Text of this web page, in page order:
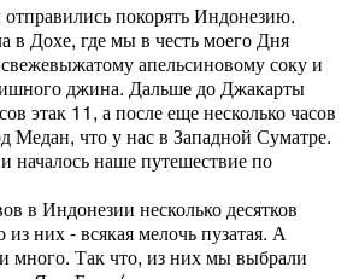
покорять Индонезию.
в Дохе, где мы в честь моего Дня
апельсиновому соку и
джина. Дальше до Джакарты
этак 11, а после еще несколько часов
Медан, что у нас в Западной Суматре.
наше путешествие по
в Индонезии несколько десятков
них - всякая мелочь пузатая. А
много. Так что, из них мы выбрали